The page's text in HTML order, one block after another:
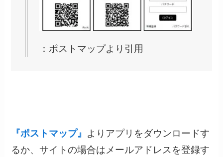
：ポストマップより引用
『ポストマップ』 よりアプリをダウンロードす
るか、サイトの場合はメールアドレスを登録す